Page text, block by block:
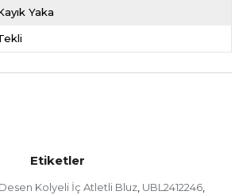
Yaka
Etiketler
Kolyeli İç Atletli Bluz, UBL2412246,